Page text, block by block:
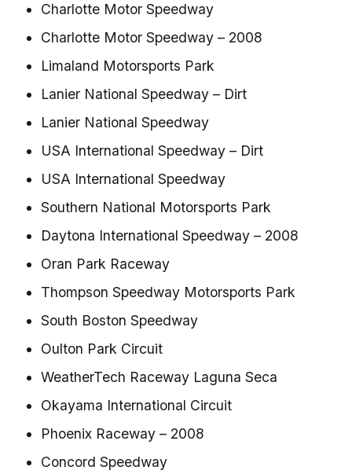
Charlotte Motor Speedway
Charlotte Motor Speedway – 2008
Limaland Motorsports Park
Lanier National Speedway – Dirt
Lanier National Speedway
USA International Speedway – Dirt
USA International Speedway
Southern National Motorsports Park
Daytona International Speedway – 2008
Oran Park Raceway
Thompson Speedway Motorsports Park
South Boston Speedway
Oulton Park Circuit
WeatherTech Raceway Laguna Seca
Okayama International Circuit
Phoenix Raceway – 2008
Concord Speedway